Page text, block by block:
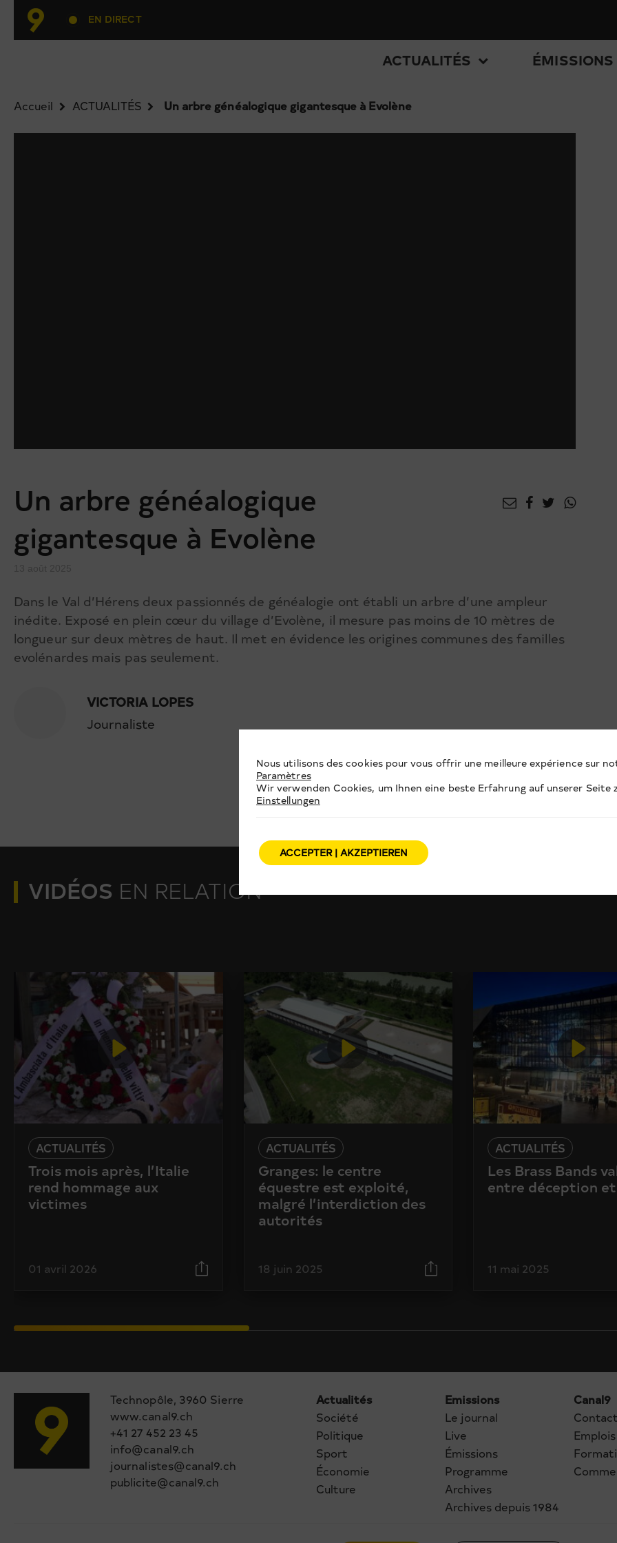
EN DIRECT
ACTUALITÉS ÉMISSIONS
Accueil ACTUALITÉS Un arbre généalogique gigantesque à Evolène
Un arbre généalogique
gigantesque à Evolène
Dans le Val d’Hérens deux passionnés de généalogie ont établi un arbre d’une ampleur
inédite. Exposé en plein cœur du village d’Evolène, il mesure pas moins de 10 mètres de
longueur sur deux mètres de haut. Il met en évidence les origines communes des familles
evolénardes mais pas seulement.
VICTORIA LOPES
Journaliste
VIDÉOS EN RELATION
ACTUALITÉS
Trois mois après, l’Italie
rend hommage aux
victimes
01 avril 2026
ACTUALITÉS
Granges: le centre
équestre est exploité,
malgré l’interdiction des
autorités
18 juin 2025
ACTUALITÉS
Les Brass Bands
entre déception
11 mai 2025
Technopôle, 3960 Sierre
www.canal9.ch
+41 27 452 23 45
info@canal9.ch
journalistes@canal9.ch
publicite@canal9.ch
Actualités
Société
Politique
Sport
Économie
Culture
Emissions
Le journal
Live
Émissions
Programme
Archives
Archives depuis 1984
Canal9
Contact
Emplois
Nous utilisons des cookies pour vous offrir une meilleure expérience sur
Paramètres
Wir verwenden Cookies, um Ihnen eine beste Erfahrung auf unserer Seite
Einstellungen
ACCEPTER | AKZEPTIEREN